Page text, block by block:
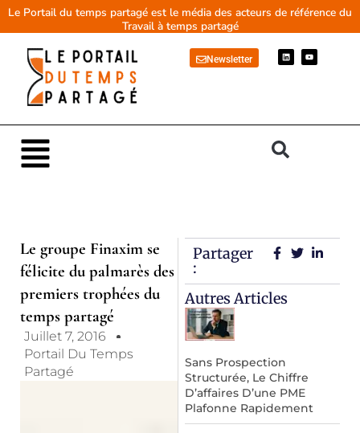
AllerLe Portail du temps partagé est le média des acteurs de référence du
Travail à temps partagé
Newsletter
L
i
n
Y
o
u
Main
Menu
Le groupe Finaxim se
félicite du palmarès des
premiers trophées du
temps partagé
Juillet 7, 2016
Portail Du Temps
Partagé
Partager
:
Autres Articles
Sans Prospection
Structurée, Le Chiffre
D’affaires D’une PME
Plafonne Rapidement